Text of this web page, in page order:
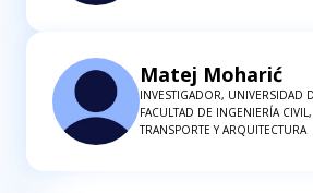
Matej Moharić
INVESTIGADOR, UNIVERSIDAD
FACULTAD DE INGENIERÍA
TRANSPORTE Y ARQUITECTURA